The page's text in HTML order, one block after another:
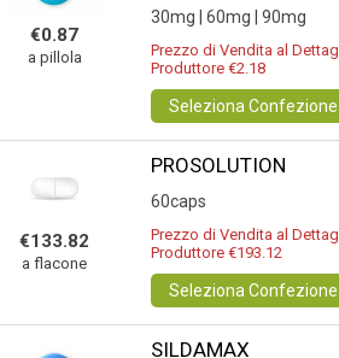
€0.87
a pillola
30mg | 60mg | 90mg
Prezzo di Vendita al
Produttore €2.18
Seleziona Confezione
€133.82
a flacone
PROSOLUTION
60caps
Prezzo di Vendita al
Produttore €193.12
Seleziona Confezione
SILDAMAX